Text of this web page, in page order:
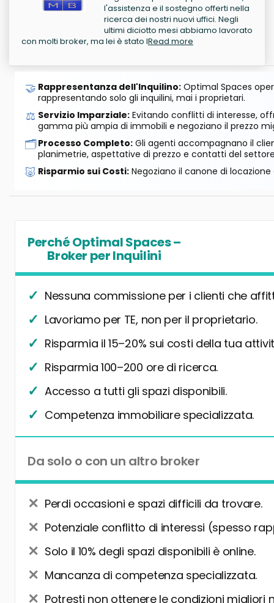
l'assistenza e il sostegno offerti nella
ricerca dei nostri nuovi uffici. Negli
ultimi diciotto mesi abbiamo lavorato
con molti broker, ma lei è stato lRead more
🤝 Rappresentanza dell'Inquilino: Optimal Spaces
rappresentando solo gli inquilini, mai i proprietari.
⚖️ Servizio Imparziale: Evitando conflitti di interesse,
gamma più ampia di immobili e negoziano il prezzo
🗂️Processo Completo: Gli agenti accompagnano il
planimetrie, aspettative di prezzo e contatti del
🐷 Risparmio sui Costi: Negoziano il canone di
Perché Optimal Spaces –
Broker per Inquilini
Nessuna commissione per i clienti che
Lavoriamo per TE, non per il proprietario.
Risparmia il 15–20% sui costi della tua
Risparmia 100–200 ore di ricerca.
Accesso a tutti gli spazi disponibili.
Competenza immobiliare specializzata.
Da solo o con un altro broker
Perdi occasioni e spazi difficili da trovare.
Potenziale conflitto di interessi (spesso
Solo il 10% degli spazi disponibili è online.
Mancanza di competenza specializzata.
Potresti non ottenere le condizioni migliori